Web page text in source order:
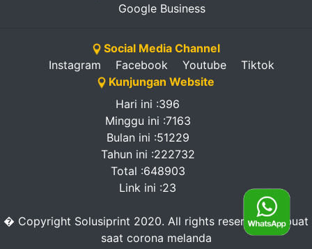
Google Business
Social Media Channel
Instagram
Facebook Youtube
Tiktok
Kunjungan Website
Hari ini :396
Minggu ini :7163
Bulan ini :51229
Tahun ini :222732
Total :648903
Link ini :23
� Copyright Solusiprint 2020. All rights reserved. -dibuat
saat corona melanda